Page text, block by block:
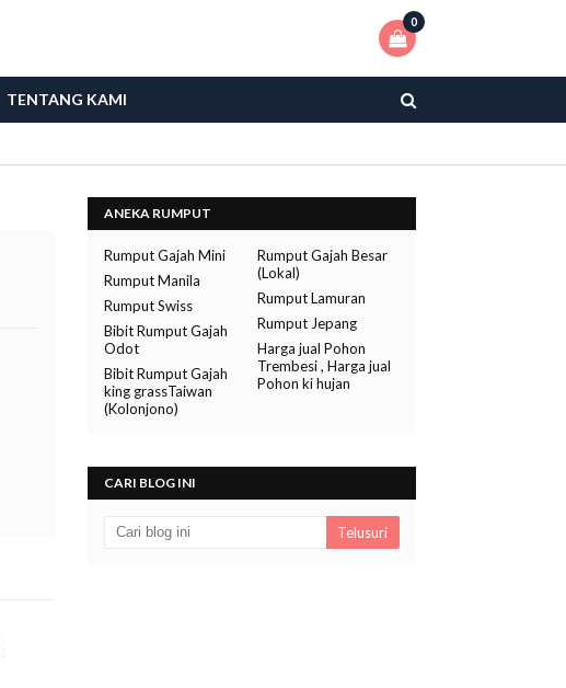
0
TENTANG KAMI
ANEKA RUMPUT
Rumput Gajah Mini
Rumput Gajah Besar
(Lokal)
Rumput Manila
Rumput Lamuran
Rumput Swiss
Rumput Jepang
Bibit Rumput Gajah
Odot
Harga jual Pohon
Trembesi , Harga jual
Pohon ki hujan
Bibit Rumput Gajah
king grassTaiwan
(Kolonjono)
CARI BLOG INI